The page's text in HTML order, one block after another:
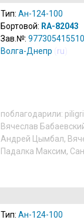
Тип: Ан-124-100
Бортовой: RA-82043
Зав.№:
Волга-Днепр
ru
поблагодарили:
Вячеслав
Андрей Цымбал,
Падалка Максим,
Тип: Ан-124-100